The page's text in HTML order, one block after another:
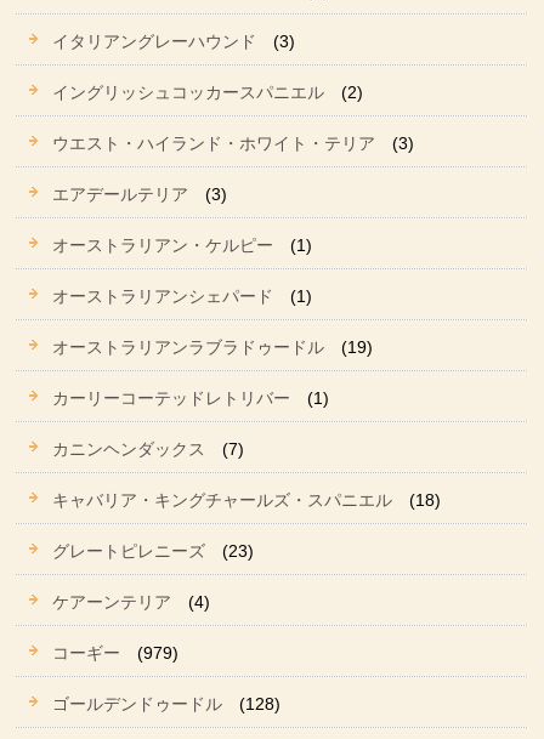
イタリアングレーハウンド (3)
イングリッシュコッカースパニエル (2)
ウエスト・ハイランド・ホワイト・テリア (3)
エアデールテリア (3)
オーストラリアン・ケルピー (1)
オーストラリアンシェパード (1)
オーストラリアンラブラドゥードル (19)
カーリーコーテッドレトリバー (1)
カニンヘンダックス (7)
キャバリア・キングチャールズ・スパニエル (18)
グレートピレニーズ (23)
ケアーンテリア (4)
コーギー (979)
ゴールデンドゥードル (128)